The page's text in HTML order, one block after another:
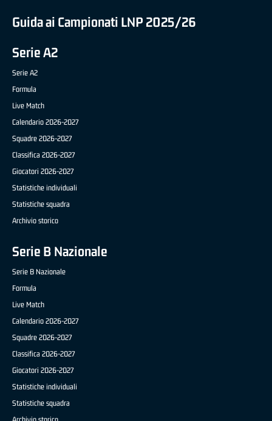
Guida ai Campionati LNP 2025/26
Serie A2
Serie A2
Formula
Live Match
Calendario 2026-2027
Squadre 2026-2027
Classifica 2026-2027
Giocatori 2026-2027
Statistiche individuali
Statistiche squadra
Archivio storico
Serie B Nazionale
Serie B Nazionale
Formula
Live Match
Calendario 2026-2027
Squadre 2026-2027
Classifica 2026-2027
Giocatori 2026-2027
Statistiche individuali
Statistiche squadra